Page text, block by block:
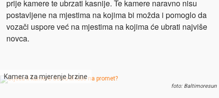
prije kamere te ubrzati kasnije. Te kamere naravno nisu
postavljene na mjestima na kojima bi možda i pomoglo da
vozači uspore već na mjestima na kojima će ubrati najviše
novca.
Kamera za mjerenje brzine
foto: Baltimoresun